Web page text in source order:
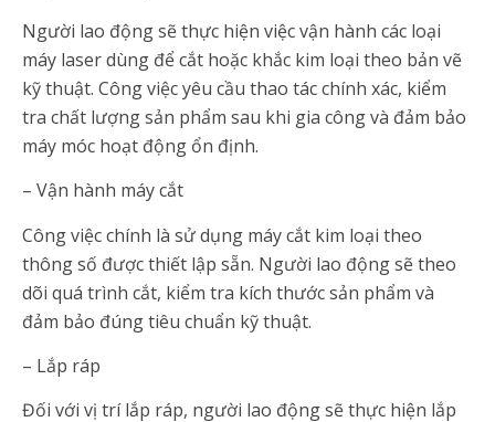
Người lao động sẽ thực hiện việc vận hành các loại
máy laser dùng để cắt hoặc khắc kim loại theo bản vẽ
kỹ thuật. Công việc yêu cầu thao tác chính xác, kiểm
tra chất lượng sản phẩm sau khi gia công và đảm bảo
máy móc hoạt động ổn định.
– Vận hành máy cắt
Công việc chính là sử dụng máy cắt kim loại theo
thông số được thiết lập sẵn. Người lao động sẽ theo
dõi quá trình cắt, kiểm tra kích thước sản phẩm và
đảm bảo đúng tiêu chuẩn kỹ thuật.
– Lắp ráp
Đối với vị trí lắp ráp, người lao động sẽ thực hiện lắp